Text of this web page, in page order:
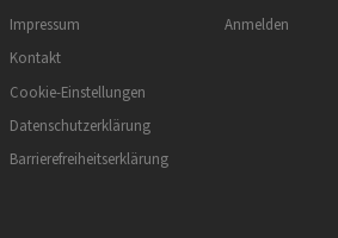
Fußbereichsmenü
Impressum
Kontakt
Cookie-Einstellungen
Datenschutzerklärung
Barrierefreiheitserklärung
Benutzermenü
Anmelden